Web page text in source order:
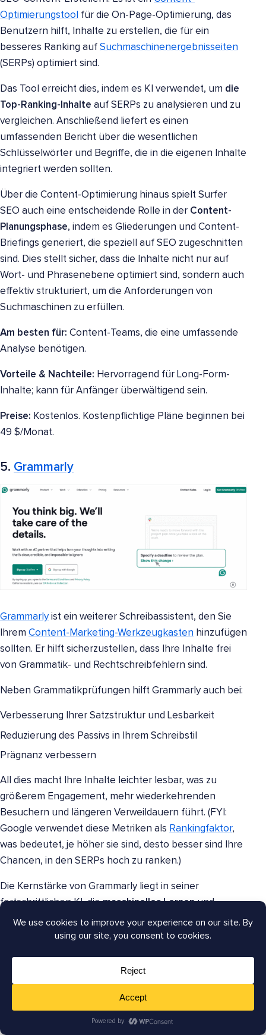
Optimierungstool für die On-Page-Optimierung, das
Benutzern hilft, Inhalte zu erstellen, die für ein
besseres Ranking auf Suchmaschinenergebnisseiten
(SERPs) optimiert sind.
Das Tool erreicht dies, indem es KI verwendet, um die
Top-Ranking-Inhalte auf SERPs zu analysieren und zu
vergleichen. Anschließend liefert es einen
umfassenden Bericht über die wesentlichen
Schlüsselwörter und Begriffe, die in die eigenen Inhalte
integriert werden sollten.
Über die Content-Optimierung hinaus spielt Surfer
SEO auch eine entscheidende Rolle in der Content-
Planungsphase, indem es Gliederungen und Content-
Briefings generiert, die speziell auf SEO zugeschnitten
sind. Dies stellt sicher, dass die Inhalte nicht nur auf
Wort- und Phrasenebene optimiert sind, sondern auch
effektiv strukturiert, um die Anforderungen von
Suchmaschinen zu erfüllen.
Am besten für: Content-Teams, die eine umfassende
Analyse benötigen.
Vorteile & Nachteile: Hervorragend für Long-Form-
Inhalte; kann für Anfänger überwältigend sein.
Preise: Kostenlos. Kostenpflichtige Pläne beginnen bei
49 $/Monat.
5. Grammarly
Grammarlyist ein weiterer Schreibassistent, den Sie
Ihrem Content-Marketing-Werkzeugkasten hinzufügen
sollten. Er hilft sicherzustellen, dass Ihre Inhalte frei
von Grammatik- und Rechtschreibfehlern sind.
Neben Grammatikprüfungen hilft Grammarly auch bei:
Verbesserung Ihrer Satzstruktur und Lesbarkeit
Reduzierung des Passivs in Ihrem Schreibstil
Prägnanz verbessern
All dies macht Ihre Inhalte leichter lesbar, was zu
größerem Engagement, mehr wiederkehrenden
Besuchern und längeren Verweildauern führt. (FYI:
Google verwendet diese Metriken als Rankingfaktor,
was bedeutet, je höher sie sind, desto besser sind Ihre
Chancen, in den SERPs hoch zu ranken.)
Die Kernstärke von Grammarly liegt in seiner
fortschrittlichen KI, diemaschinelles Lernenund
natürliche Sprachverarbeitungnutzt, um über
einfache Grammatikprüfungen hinauszugehen. Diese
Schreibens und bietet Vorschläge, die Ihnen helfen,
Ihre Kommunikationsziele zu erreichen, und verfeinert
ihre Ratschläge durch kontinuierliches Lernen.
Autoren, die sich auf Grammatik- und